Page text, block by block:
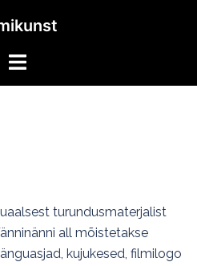
Toggle
turundusmaterjalist
all mõistetakse
kujukesed, filmilogo